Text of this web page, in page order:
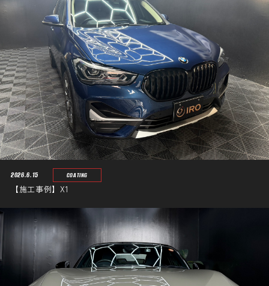
2026.6.15 COATING
【施工事例】X1